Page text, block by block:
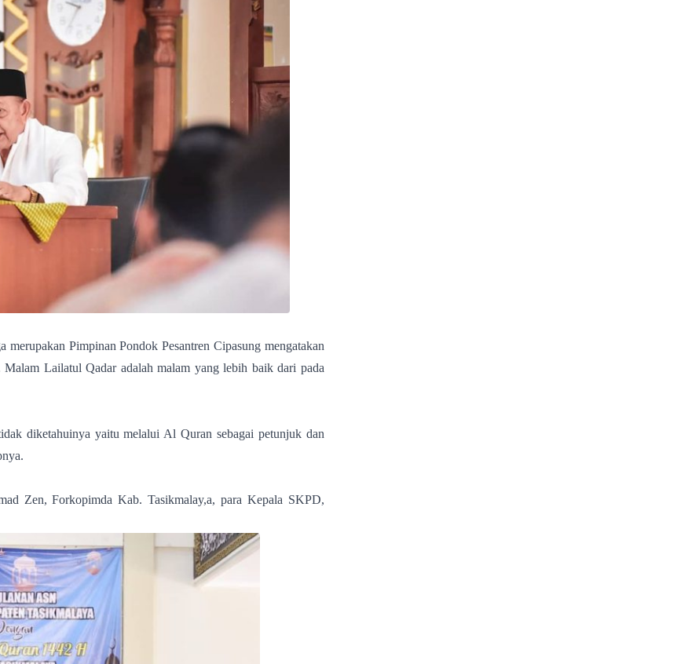
Pimpinan Pondok Pesantren Cipasung mengatakan
Lailatul Qadar adalah malam yang lebih baik dari pada
diketahuinya yaitu melalui Al Quran sebagai petunjuk dan
Zen, Forkopimda Kab. Tasikmalay,a, para Kepala SKPD,